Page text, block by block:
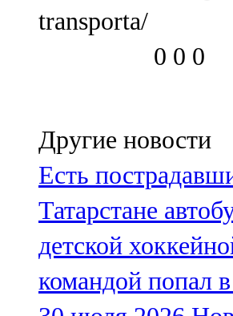
transporta/
0 0 0
Другие новости
Есть
Татарстане
детской
командой попал